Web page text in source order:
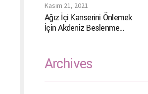
Kasım 21, 2021
Ağız İçi Kanserini Önlemek
İçin Akdeniz Beslenme
Archives